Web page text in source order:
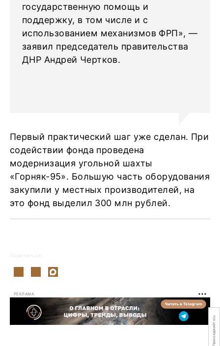
государственную помощь и
поддержку, в том числе и с
использованием механизмов ФРП», —
заявил председатель правительства
ДНР Андрей Чертков.
Первый практический шаг уже сделан. При
содействии фонда проведена
модернизация угольной шахты
«Горняк-95». Большую часть оборудования
закупили у местных производителей, на
это фонд выделил 300 млн рублей.
Поделиться:
РЕКЛАМА
Присоединяйтесь